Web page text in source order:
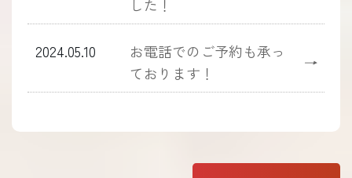
した！
2024.05.10
お電話でのご予約も承っ
ております！
→